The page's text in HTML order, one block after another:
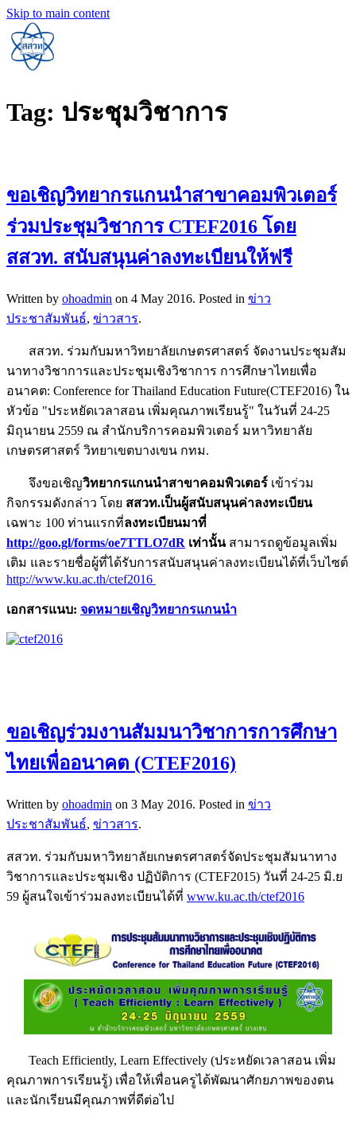
Skip to main content
Tag: ประชุมวิชาการ
ขอเชิญวิทยากรแกนนำสาขาคอมพิวเตอร์
ร่วมประชุมวิชาการ CTEF2016 โดย
สสวท. สนับสนุนค่าลงทะเบียนให้ฟรี
Written by ohoadmin on 4 May 2016. Posted in ข่าว
ประชาสัมพันธ์, ข่าวสาร.
สสวท. ร่วมกับมหาวิทยาลัยเกษตรศาสตร์ จัดงานประชุมสัม
นาทางวิชาการและประชุมเชิงวิชาการ การศึกษาไทยเพื่อ
อนาคต: Conference for Thailand Education Future(CTEF2016) ใน
หัวข้อ "ประหยัดเวลาสอน เพิ่มคุณภาพเรียนรู้" ในวันที่ 24-25
มิถุนายน 2559 ณ สำนักบริการคอมพิวเตอร์ มหาวิทยาลัย
เกษตรศาสตร์ วิทยาเขตบางเขน กทม.
จึงขอเชิญวิทยากรแกนนำสาขาคอมพิวเตอร์ เข้าร่วม
กิจกรรมดังกล่าว โดย สสวท.เป็นผู้สนับสนุนค่าลงทะเบียน
เฉพาะ 100 ท่านแรกที่ลงทะเบียนมาที่
http://goo.gl/forms/oe7TTLO7dR เท่านั้น สามารถดูข้อมูลเพิ่ม
เติม และรายชื่อผู้ที่ได้รับการสนับสนุนค่าลงทะเบียนได้ที่เว็บไซต์
http://www.ku.ac.th/ctef2016
เอกสารแนบ: จดหมายเชิญวิทยากรแกนนำ
ขอเชิญร่วมงานสัมมนาวิชาการการศึกษา
ไทยเพื่ออนาคต (CTEF2016)
Written by ohoadmin on 3 May 2016. Posted in ข่าว
ประชาสัมพันธ์, ข่าวสาร.
สสวท. ร่วมกับมหาวิทยาลัยเกษตรศาสตร์จัดประชุมสัมนาทาง
วิชาการและประชุมเชิง ปฏิบัติการ (CTEF2015) วันที่ 24-25 มิ.ย
59 ผู้สนใจเข้าร่วมลงทะเบียนได้ที่ www.ku.ac.th/ctef2016
Teach Efficiently, Learn Effectively (ประหยัดเวลาสอน เพิ่ม
คุณภาพการเรียนรู้) เพื่อให้เพื่อนครูได้พัฒนาศักยภาพของตน
และนักเรียนมีคุณภาพที่ดีต่อไป